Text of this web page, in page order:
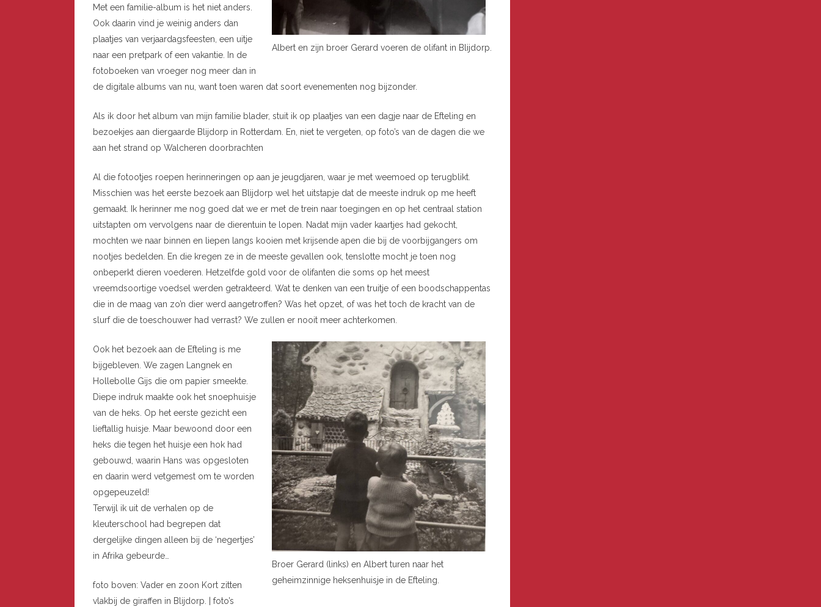
Albert en zijn broer Gerard voeren de olifant in Blijdorp.
Met een familie-album is het niet anders.
Ook daarin vind je weinig anders dan
plaatjes van verjaardagsfeesten, een uitje
naar een pretpark of een vakantie. In de
fotoboeken van vroeger nog meer dan in
de digitale albums van nu, want toen waren dat soort evenementen nog bijzonder.
Als ik door het album van mijn familie blader, stuit ik op plaatjes van een dagje naar de Efteling en
bezoekjes aan diergaarde Blijdorp in Rotterdam. En, niet te vergeten, op foto’s van de dagen die we
aan het strand op Walcheren doorbrachten
Al die fotootjes roepen herinneringen op aan je jeugdjaren, waar je met weemoed op terugblikt.
Misschien was het eerste bezoek aan Blijdorp wel het uitstapje dat de meeste indruk op me heeft
gemaakt. Ik herinner me nog goed dat we er met de trein naar toegingen en op het centraal station
uitstapten om vervolgens naar de dierentuin te lopen. Nadat mijn vader kaartjes had gekocht,
mochten we naar binnen en liepen langs kooien met krijsende apen die bij de voorbijgangers om
nootjes bedelden. En die kregen ze in de meeste gevallen ook, tenslotte mocht je toen nog
onbeperkt dieren voederen. Hetzelfde gold voor de olifanten die soms op het meest
vreemdsoortige voedsel werden getrakteerd. Wat te denken van een truitje of een boodschappentas
die in de maag van zo’n dier werd aangetroffen? Was het opzet, of was het toch de kracht van de
slurf die de toeschouwer had verrast? We zullen er nooit meer achterkomen.
Broer Gerard (links) en Albert turen naar het
geheimzinnige heksenhuisje in de Efteling.
Ook het bezoek aan de Efteling is me
bijgebleven. We zagen Langnek en
Hollebolle Gijs die om papier smeekte.
Diepe indruk maakte ook het snoephuisje
van de heks. Op het eerste gezicht een
lieftallig huisje. Maar bewoond door een
heks die tegen het huisje een hok had
gebouwd, waarin Hans was opgesloten
en daarin werd vetgemest om te worden
opgepeuzeld!
Terwijl ik uit de verhalen op de
kleuterschool had begrepen dat
dergelijke dingen alleen bij de ‘negertjes’
in Afrika gebeurde…
foto boven: Vader en zoon Kort zitten
vlakbij de giraffen in Blijdorp. | foto’s